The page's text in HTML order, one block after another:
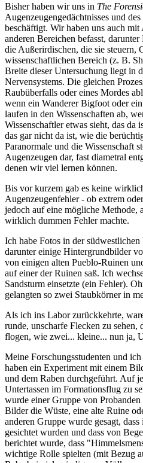
Bisher haben wir uns in The
Augenzeugengedächtnisses und
beschäftigt. Wir haben uns auch mit
anderen Bereichen befasst,
die Außerirdischen, die sie steuern,
wissenschaftlichen Bereich (z. B.
Breite dieser Untersuchung liegt in
Nervensystems. Die gleichen
Raubüberfalls oder eines Mordes
wenn ein Wanderer Bigfoot oder
laufen in den Wissenschaften ab,
Wissenschaftler etwas sieht, das da
das gar nicht da ist, wie die
Paranormale und die Wissenschaft
Augenzeugen dar, fast diametral
denen wir viel lernen können.
Bis vor kurzem gab es keine
Augenzeugenfehler - ob extrem
jedoch auf eine mögliche Methode,
wirklich dummen Fehler machte.
Ich habe Fotos in der
darunter einige Hintergrundbilder
von einigen alten Pueblo-Ruinen
auf einer der Ruinen saß. Ich
Sandsturm einsetzte (ein Fehler).
gelangten so zwei Staubkörner in
Als ich ins Labor zurückkehrte,
runde, unscharfe Flecken zu
flogen, wie zwei... kleine... nun ja,
Meine Forschungsstudenten und
haben ein Experiment mit einem
und dem Raben durchgeführt. Auf
Untertassen im Formationsflug zu
wurde einer Gruppe von Probanden
Bilder die Wüste, eine alte Ruine
anderen Gruppe wurde gesagt,
gesichtet wurden und dass von
berichtet wurde, dass
wichtige Rolle spielten (mit Bezug